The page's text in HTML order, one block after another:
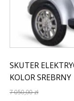
SKUTER
KOLOR SREBRNY
7 050,00zł